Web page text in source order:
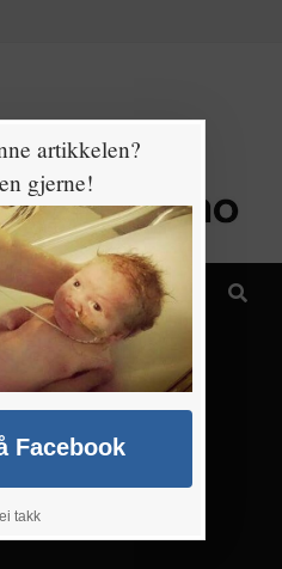
artikkelen?
gjerne!
Facebook
takk